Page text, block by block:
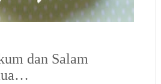
dan Salam